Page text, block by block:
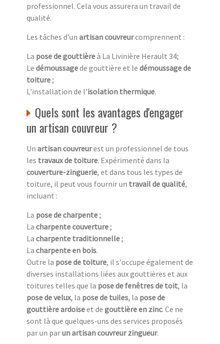
professionnel. Cela vous assurera un travail de
qualité.
Les tâches d’un artisan couvreurcomprennent :
La pose de gouttièreà La Livinière Herault 34;
Le démoussagede gouttière et le démoussage de
toiture;
L'installation de l'isolation thermique.
Quels sont les avantages d'engager
un artisan couvreur ?
Un artisan couvreurest un professionnel de tous
les travaux de toiture. Expérimenté dans la
couverture-zinguerie, et dans tous les types de
toiture, il peut vous fournir un travail de qualité,
incluant :
La pose de charpente;
La charpente couverture;
La charpente traditionnelle;
La charpente en bois.
Outre la pose de toiture, il s'occupe également de
diverses installations liées aux gouttières et aux
toitures telles que la pose de fenêtres de toit, la
pose de velux, la pose de tuiles, la pose de
gouttière ardoiseet de gouttière en zinc. Ce ne
sont là que quelques-uns des services proposés
par un parun artisan couvreur zingueur.